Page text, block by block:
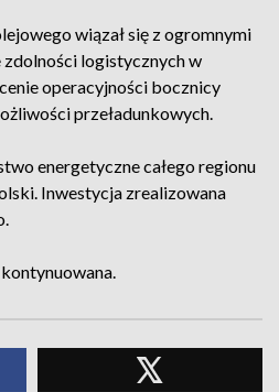
wiązał się z ogromnymi
logistycznych w
operacyjności bocznicy
przeładunkowych.
energetyczne całego regionu
Inwestycja zrealizowana